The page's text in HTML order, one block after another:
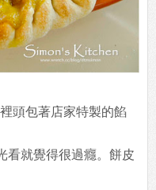
頭包著店家特製的餡
看就覺得很過癮。餅皮